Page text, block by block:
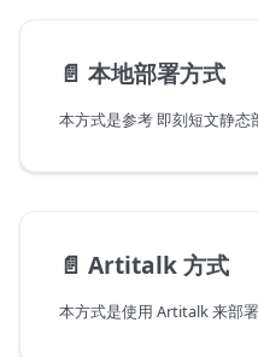
📄️ 本地部署方式
📄️ Artitalk 方式
本方式是使用 Artitalk 来部